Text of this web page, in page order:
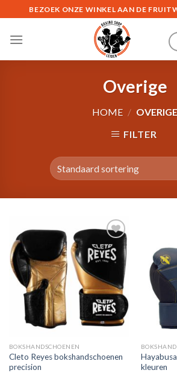
to
content
BEZOEK ONZE WINKEL AAN DE
Overige
HOME / OVERIGE
FILTER
Toevoegen
aan
verlanglijst
BOKSHANDSCHOENEN
Cleto Reyes bokshandschoenen
precision
kleuren